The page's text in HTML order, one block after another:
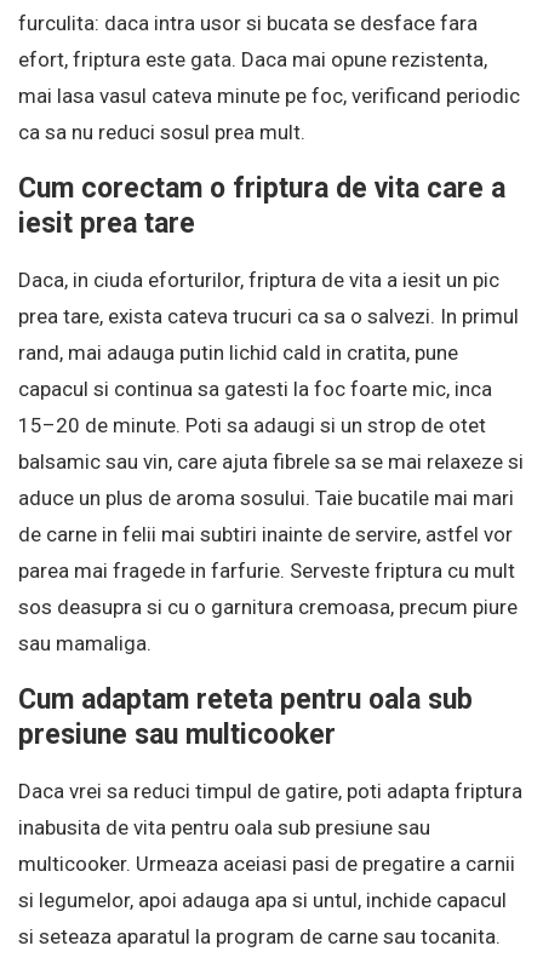
furculita: daca intra usor si bucata se desface fara
efort, friptura este gata. Daca mai opune rezistenta,
mai lasa vasul cateva minute pe foc, verificand periodic
ca sa nu reduci sosul prea mult.
Cum corectam o friptura de vita care a
iesit prea tare
Daca, in ciuda eforturilor, friptura de vita a iesit un pic
prea tare, exista cateva trucuri ca sa o salvezi. In primul
rand, mai adauga putin lichid cald in cratita, pune
capacul si continua sa gatesti la foc foarte mic, inca
15–20 de minute. Poti sa adaugi si un strop de otet
balsamic sau vin, care ajuta fibrele sa se mai relaxeze si
aduce un plus de aroma sosului. Taie bucatile mai mari
de carne in felii mai subtiri inainte de servire, astfel vor
parea mai fragede in farfurie. Serveste friptura cu mult
sos deasupra si cu o garnitura cremoasa, precum piure
sau mamaliga.
Cum adaptam reteta pentru oala sub
presiune sau multicooker
Daca vrei sa reduci timpul de gatire, poti adapta friptura
inabusita de vita pentru oala sub presiune sau
multicooker. Urmeaza aceiasi pasi de pregatire a carnii
si legumelor, apoi adauga apa si untul, inchide capacul
si seteaza aparatul la program de carne sau tocanita.